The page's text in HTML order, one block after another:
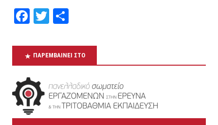
Fa
bo
ok
T
tt
er
ρα
στ
εί
τε
ΠΑΡΕΜΒΑΊΝΕΙ ΣΤΟ